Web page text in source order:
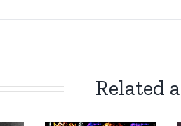
Related